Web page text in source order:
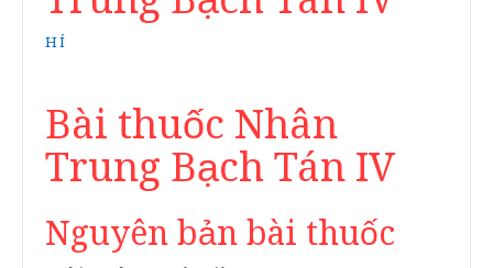
HÍ
Bài thuốc Nhân
Trung Bạch Tán IV
Nguyên bản bài thuốc